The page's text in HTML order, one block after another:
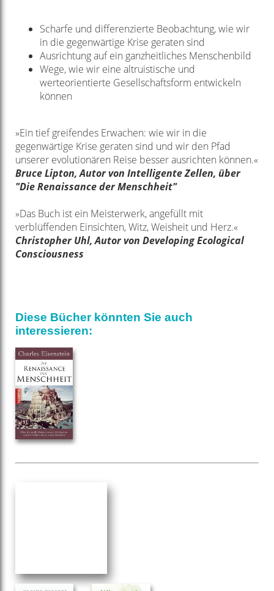
Scharfe und differenzierte Beobachtung, wie wir
in die gegenwärtige Krise geraten sind
Ausrichtung auf ein ganzheitliches Menschenbild
Wege, wie wir eine altruistische und
werteorientierte Gesellschaftsform entwickeln
können
»Ein tief greifendes Erwachen: wie wir in die
gegenwärtige Krise geraten sind und wir den Pfad
unserer evolutionären Reise besser ausrichten können.«
Bruce Lipton, Autor von Intelligente Zellen, über
"Die Renaissance der Menschheit"
»Das Buch ist ein Meisterwerk, angefüllt mit
verblüffenden Einsichten, Witz, Weisheit und Herz.«
Christopher Uhl, Autor von Developing Ecological
Consciousness
Diese Bücher könnten Sie auch
interessieren: